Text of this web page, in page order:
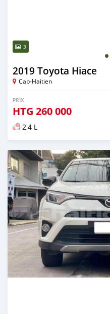
3
2019 Toyota Hiace
Cap-Haitien
PRIX
HTG 260 000
2,4 L
Publié il y a 3 mois